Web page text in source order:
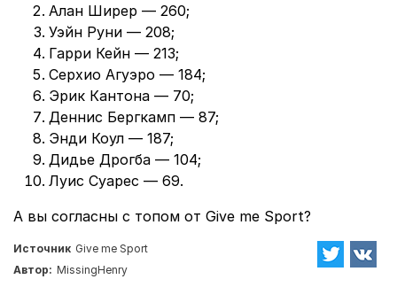
Алан Ширер — 260;
Уэйн Руни — 208;
Гарри Кейн — 213;
Серхио Агуэро — 184;
Эрик Кантона — 70;
Деннис Бергкамп — 87;
Энди Коул — 187;
Дидье Дрогба — 104;
Луис Суарес — 69.
А вы согласны с топом от Give me Sport?
Источник Give me Sport
Автор: MissingHenry